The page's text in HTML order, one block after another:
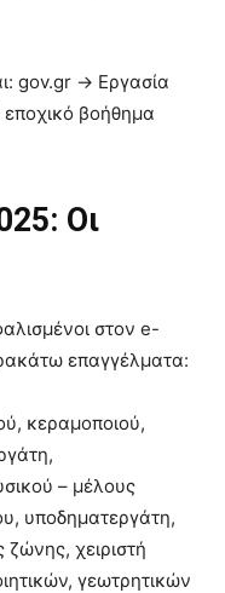
gov.gr → Εργασία
βοήθημα
Οι
στον e-
επαγγέλματα:
κεραμοποιού,
– μέλους
υποδηματεργάτη,
χειριστή
γεωτρητικών